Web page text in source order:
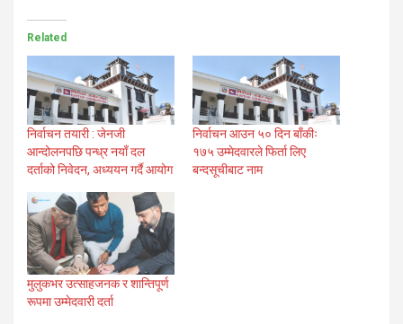
Related
निर्वाचन तयारी : जेनजी
आन्दोलनपछि पन्ध्र नयाँ दल
दर्ताको निवेदन, अध्ययन गर्दै आयोग
निर्वाचन आउन ५० दिन बाँकीः
१७५ उम्मेदवारले फिर्ता लिए
बन्दसूचीबाट नाम
मुलुकभर उत्साहजनक र शान्तिपूर्ण
रूपमा उम्मेदवारी दर्ता